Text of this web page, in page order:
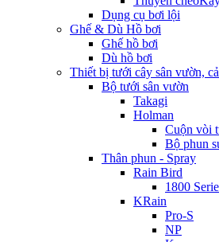
Dụng cụ bơi lội
Ghế & Dù Hồ bơi
Ghế hồ bơi
Dù hồ bơi
Thiết bị tưới cây sân vườn,
Bộ tưới sân vườn
Takagi
Holman
Cuộn vòi
Bộ phun
Thân phun - Spray
Rain Bird
1800
KRain
Pro-S
NP